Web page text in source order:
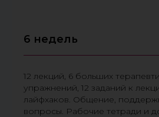
6 недель
12 лекций, 6 больших
упражнений, 12 заданий к
лайфхаков. Общение,
вопросы. Рабочие тетради и